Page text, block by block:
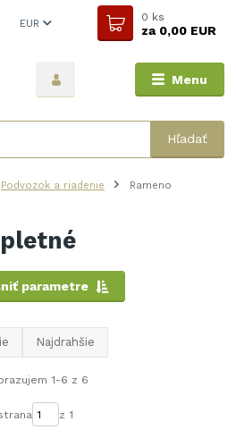
Menu
EUR
Hľadať
0 ks
za0,00 EUR
Podvozok a riadenie
Rameno
parametre
Najdrahšie
1-6 z 6
z 1